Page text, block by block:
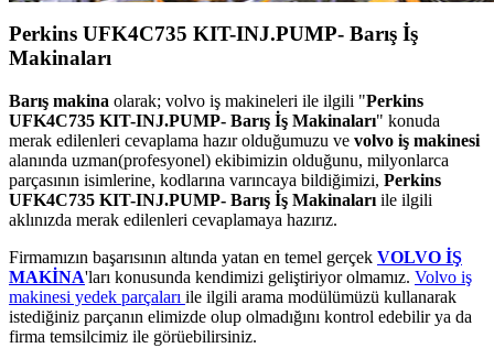
Perkins UFK4C735 KIT-INJ.PUMP- Barış İş
Makinaları
Barış makina olarak; volvo iş makineleri ile ilgili "Perkins
UFK4C735 KIT-INJ.PUMP- Barış İş Makinaları" konuda
merak edilenleri cevaplama hazır olduğumuzu ve volvo iş makinesi
alanında uzman(profesyonel) ekibimizin olduğunu, milyonlarca
parçasının isimlerine, kodlarına varıncaya bildiğimizi, Perkins
UFK4C735 KIT-INJ.PUMP- Barış İş Makinaları ile ilgili
aklınızda merak edilenleri cevaplamaya hazırız.
Firmamızın başarısının altında yatan en temel gerçek VOLVO İŞ
MAKİNA'ları konusunda kendimizi geliştiriyor olmamız. Volvo iş
makinesi yedek parçaları ile ilgili arama modülümüzü kullanarak
istediğiniz parçanın elimizde olup olmadığını kontrol edebilir ya da
firma temsilcimiz ile görüebilirsiniz.